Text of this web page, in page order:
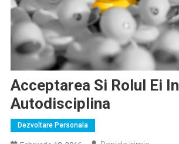
Acceptarea Si Rolul Ei In
Autodisciplina
Dezvoltare Personala